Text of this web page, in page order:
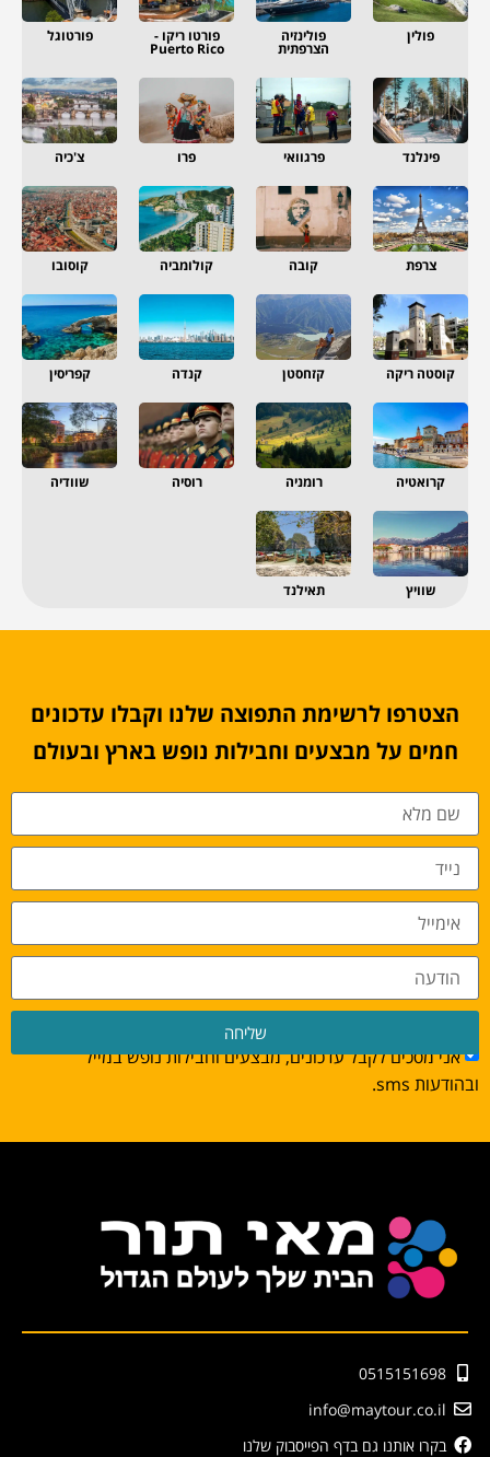
פולין פולינזיה
הצרפתית
פורטו ריקו -
Puerto Rico
פורטוגל
פינלנד פרגוואי פרו צ'כיה
צרפת קובה קולומביה קוסובו
קוסטה ריקה קזחסטן קנדה קפריסין
קרואטיה רומניה רוסיה שוודיה
שוויץ תאילנד
הצטרפו לרשימת התפוצה שלנו וקבלו עדכונים
חמים על מבצעים וחבילות נופש בארץ ובעולם
אני מסכים לקבל עדכונים, מבצעים וחבילות נופש במייל
ובהודעות sms.
שליחה
0515151698
info@maytour.co.il
בקרו אותנו גם בדף הפייסבוק שלנו